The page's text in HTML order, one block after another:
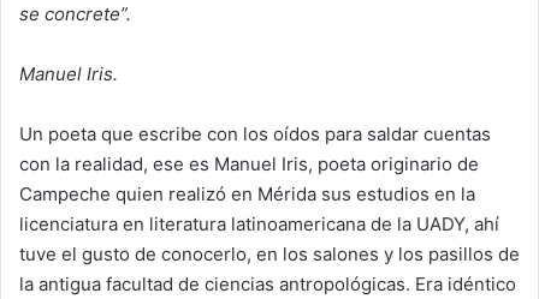
se concrete”.
Manuel Iris.
Un poeta que escribe con los oídos para saldar cuentas
con la realidad, ese es Manuel Iris, poeta originario de
Campeche quien realizó en Mérida sus estudios en la
licenciatura en literatura latinoamericana de la UADY, ahí
tuve el gusto de conocerlo, en los salones y los pasillos de
la antigua facultad de ciencias antropológicas. Era idéntico